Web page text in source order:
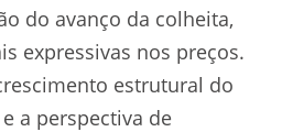
do avanço da colheita,
expressivas nos preços.
estrutural do
a perspectiva de